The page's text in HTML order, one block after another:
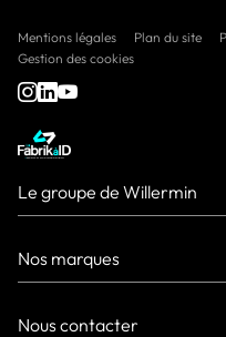
Mentions légales Plan du site
Gestion des cookies
Le groupe de Willermin
Nos marques
Nous contacter